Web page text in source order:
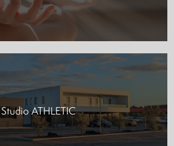
Studio ATHLETIC